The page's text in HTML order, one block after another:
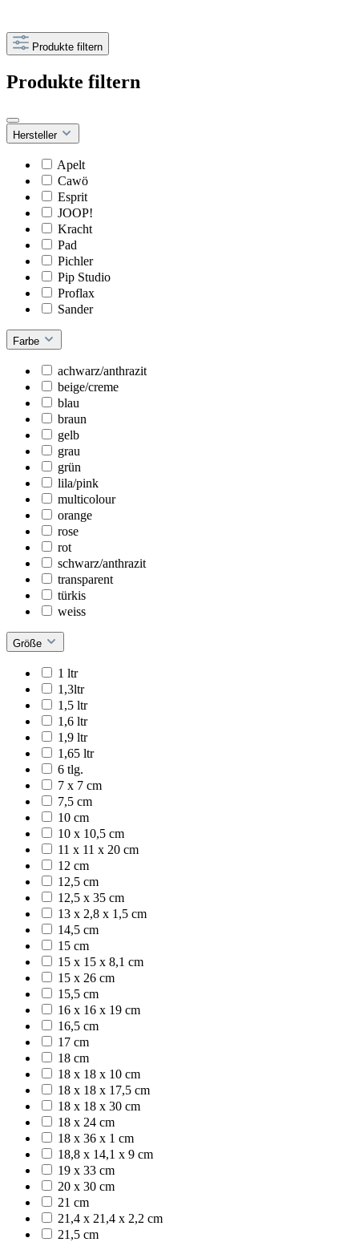
Produkte filtern
Produkte filtern
Hersteller
Apelt
Cawö
Esprit
JOOP!
Kracht
Pad
Pichler
Pip Studio
Proflax
Sander
Farbe
achwarz/anthrazit
beige/creme
blau
braun
gelb
grau
grün
lila/pink
multicolour
orange
rose
rot
schwarz/anthrazit
transparent
türkis
weiss
Größe
1 ltr
1,3ltr
1,5 ltr
1,6 ltr
1,9 ltr
1,65 ltr
6 tlg.
7 x 7 cm
7,5 cm
10 cm
10 x 10,5 cm
11 x 11 x 20 cm
12 cm
12,5 cm
12,5 x 35 cm
13 x 2,8 x 1,5 cm
14,5 cm
15 cm
15 x 15 x 8,1 cm
15 x 26 cm
15,5 cm
16 x 16 x 19 cm
16,5 cm
17 cm
18 cm
18 x 18 x 10 cm
18 x 18 x 17,5 cm
18 x 18 x 30 cm
18 x 24 cm
18 x 36 x 1 cm
18,8 x 14,1 x 9 cm
19 x 33 cm
20 x 30 cm
21 cm
21,4 x 21,4 x 2,2 cm
21,5 cm